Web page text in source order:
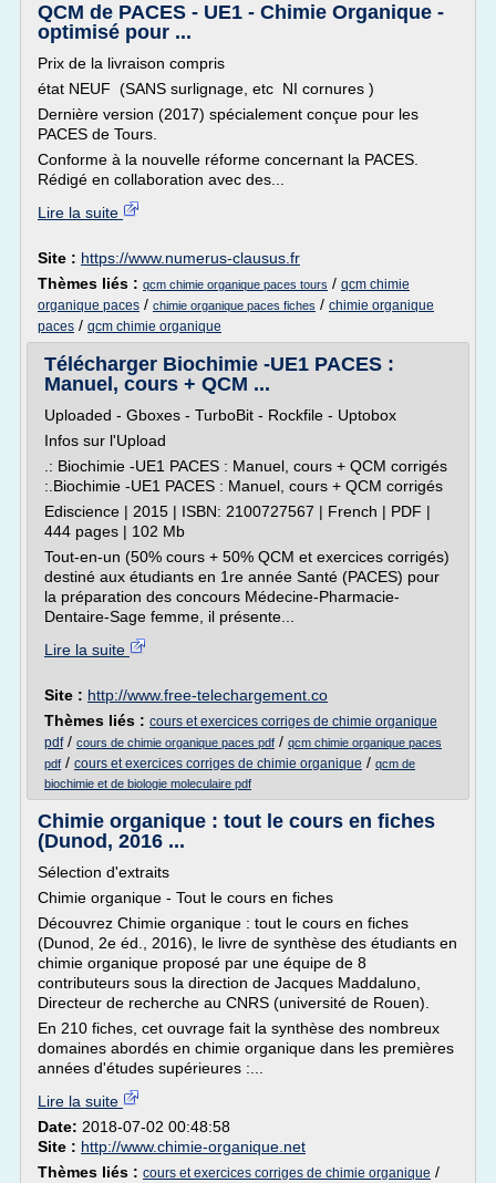
QCM de PACES - UE1 - Chimie Organique -
optimisé pour ...
Prix de la livraison compris
état NEUF (SANS surlignage, etc NI cornures )
Dernière version (2017) spécialement conçue pour les
PACES de Tours.
Conforme à la nouvelle réforme concernant la PACES.
Rédigé en collaboration avec des...
Lire la suite
Site : https://www.numerus-clausus.fr
Thèmes liés : qcm chimie organique paces tours / qcm chimie
organique paces / chimie organique paces fiches / chimie organique
paces / qcm chimie organique
Télécharger Biochimie -UE1 PACES :
Manuel, cours + QCM ...
Uploaded - Gboxes - TurboBit - Rockfile - Uptobox
Infos sur l'Upload
.: Biochimie -UE1 PACES : Manuel, cours + QCM corrigés
:.Biochimie -UE1 PACES : Manuel, cours + QCM corrigés
Ediscience | 2015 | ISBN: 2100727567 | French | PDF |
444 pages | 102 Mb
Tout-en-un (50% cours + 50% QCM et exercices corrigés)
destiné aux étudiants en 1re année Santé (PACES) pour
la préparation des concours Médecine-Pharmacie-
Dentaire-Sage femme, il présente...
Lire la suite
Site : http://www.free-telechargement.co
Thèmes liés : cours et exercices corriges de chimie organique
pdf/ cours de chimie organique paces pdf / qcm chimie organique paces
pdf / cours et exercices corriges de chimie organique / qcm de
biochimie et de biologie moleculaire pdf
Chimie organique : tout le cours en fiches
(Dunod, 2016 ...
Sélection d'extraits
Chimie organique - Tout le cours en fiches
Découvrez Chimie organique : tout le cours en fiches
(Dunod, 2e éd., 2016), le livre de synthèse des étudiants en
chimie organique proposé par une équipe de 8
contributeurs sous la direction de Jacques Maddaluno,
Directeur de recherche au CNRS (université de Rouen).
En 210 fiches, cet ouvrage fait la synthèse des nombreux
domaines abordés en chimie organique dans les premières
années d'études supérieures :...
Lire la suite
Date: 2018-07-02 00:48:58
Site : http://www.chimie-organique.net
Thèmes liés : cours et exercices corriges de chimie organique /